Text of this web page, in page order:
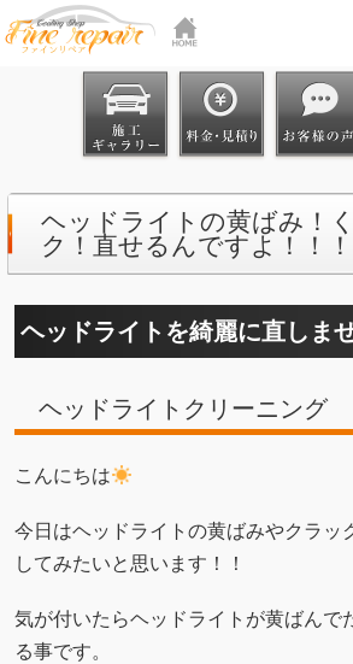
ヘッドライトの黄ばみ！
ク！直せるんですよ！！！
ヘッドライトを綺麗に直しま
ヘッドライトクリーニング
こんにちは
今日はヘッドライトの黄ばみやクラッ
してみたいと思います！！
気が付いたらヘッドライトが黄ばんで
る事です。